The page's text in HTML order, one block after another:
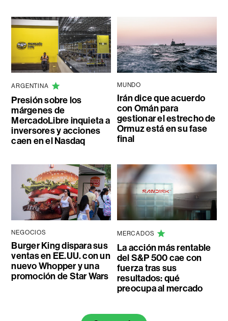
ARGENTINA
Presión sobre los
márgenes de
MercadoLibre inquieta a
inversores y acciones
caen en el Nasdaq
MUNDO
Irán dice que acuerdo
con Omán para
gestionar el estrecho de
Ormuz está en su fase
final
NEGOCIOS
Burger King dispara sus
ventas en EE.UU. con un
nuevo Whopper y una
promoción de Star Wars
MERCADOS
La acción más rentable
del S&P 500 cae con
fuerza tras sus
resultados: qué
preocupa al mercado